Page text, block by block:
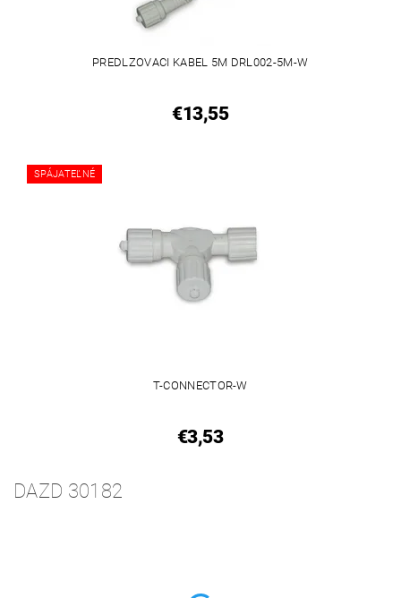
PREDLZOVACI KABEL 5M DRL002-5M-W
€13,55
SPÁJATEĽNÉ
T-CONNECTOR-W
€3,53
DAZD 30182